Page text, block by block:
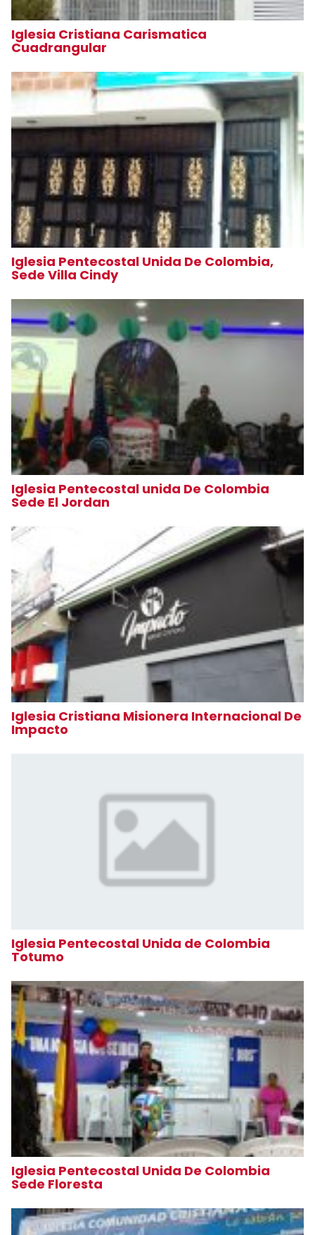
Iglesia Cristiana Carismatica
Cuadrangular
Iglesia Pentecostal Unida De Colombia,
Sede Villa Cindy
Iglesia Pentecostal unida De Colombia
Sede El Jordan
Iglesia Cristiana Misionera Internacional De
Impacto
Iglesia Pentecostal Unida de Colombia
Totumo
Iglesia Pentecostal Unida De Colombia
Sede Floresta